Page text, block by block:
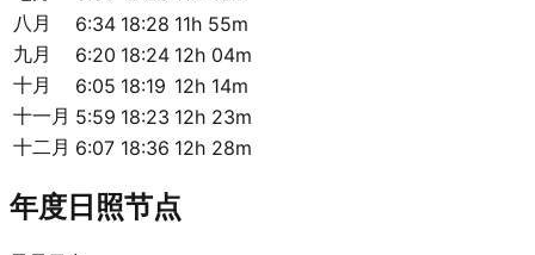
八月
6:34 18:28 11h 55m
九月
6:20 18:24 12h 04m
十月
6:05 18:19 12h 14m
十一月 5:59 18:23 12h 23m
十二月 6:07 18:36 12h 28m
年度日照节点